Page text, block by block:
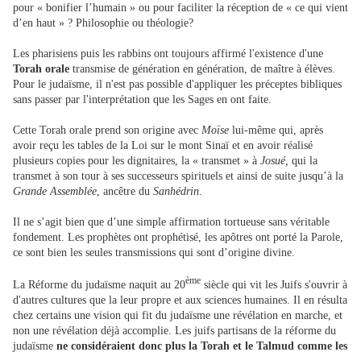
pour « bonifier l’humain » ou pour faciliter la réception de « ce qui vient
d’en haut » ? Philosophie ou théologie?
Les pharisiens puis les rabbins ont toujours affirmé l'existence d'une
Torah orale transmise de génération en génération, de maître à élèves.
Pour le judaïsme, il n'est pas possible d'appliquer les préceptes bibliques
sans passer par l'interprétation que les Sages en ont faite.
Cette Torah orale prend son origine avec Moïse lui-même qui, après
avoir reçu les tables de la Loi sur le mont Sinaï et en avoir réalisé
plusieurs copies pour les dignitaires, la « transmet » à Josué, qui la
transmet à son tour à ses successeurs spirituels et ainsi de suite jusqu’à la
Grande Assemblée , ancêtre du Sanhédrin
Il ne s’agit bien que d’une simple affirmation tortueuse sans véritable
fondement. Les prophètes ont prophétisé, les apôtres ont porté la Parole,
ce sont bien les seules transmissions qui sont d’origine divine.
La Réforme du judaïsme naquit au 20ème siècle qui vit les Juifs s'ouvrir à
d'autres cultures que la leur propre et aux sciences humaines. Il en résulta
chez certains une vision qui fit du judaïsme une révélation en marche, et
non une révélation déjà accomplie. Les juifs partisans de la réforme du
judaïsme ne considéraient donc plus la Torah et le Talmud comme les